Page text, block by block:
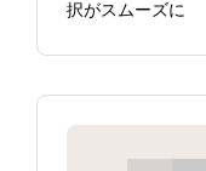
択がスムーズに